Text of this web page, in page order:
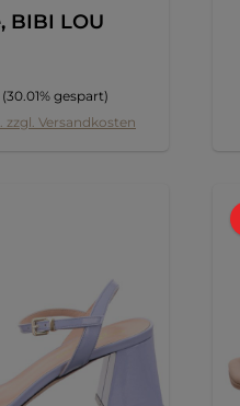
BIBI LOU
Regulärer Preis:
(30.01% gespart)
zzgl. Versandkosten